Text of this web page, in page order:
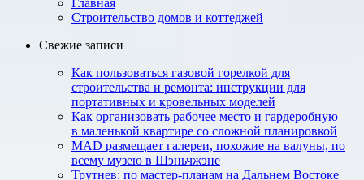
Строительство домов и коттеджей
Свежие записи
Как пользоваться газовой горелкой для
строительства и ремонта: инструкции для
портативных и кровельных моделей
Как организовать рабочее место и гардеробную
в маленькой квартире со сложной планировкой
MAD размещает галереи, похожие на валуны, по
всему музею в Шэньчжэне
Трутнев: по мастер-планам на Дальнем Востоке